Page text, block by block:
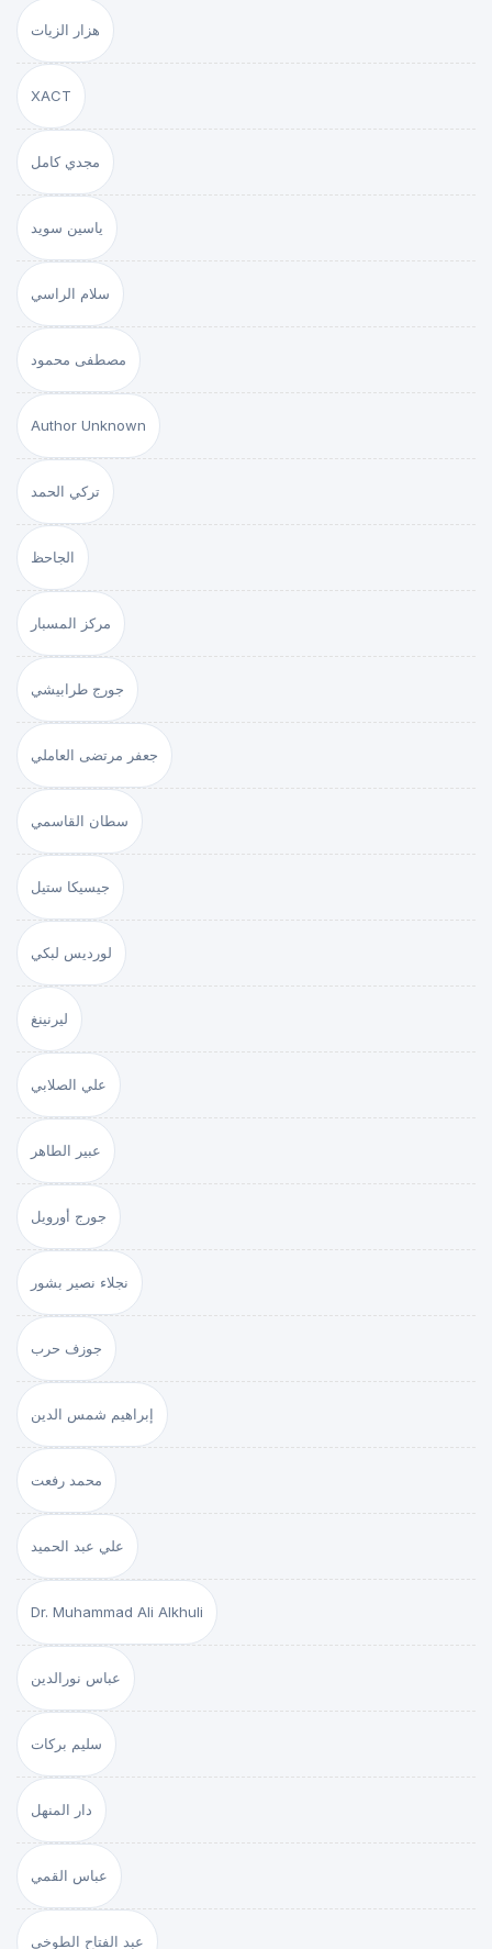
هزار الزيات
XACT
مجدي كامل
ياسين سويد
سلام الراسي
مصطفى محمود
Author Unknown
تركي الحمد
الجاحظ
مركز المسبار
جورج طرابيشي
جعفر مرتضى العاملي
سطان القاسمي
جيسيكا ستيل
لورديس لبكي
ليرنينغ
علي الصلابي
عبير الطاهر
جورج أورويل
نجلاء نصير بشور
جوزف حرب
إبراهيم شمس الدين
محمد رفعت
علي عبد الحميد
Dr. Muhammad Ali Alkhuli
عباس نورالدين
سليم بركات
دار المنهل
عباس القمي
عبد الفتاح الطوخي